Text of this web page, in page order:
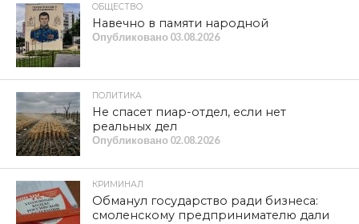
ОБЩЕСТВО
Навечно в памяти народной
Опубликовано 03.08.2026
ПОЛИТИКА
Не спасет пиар-отдел, если нет
реальных дел
Опубликовано 02.08.2026
КРИМИНАЛ
Обманул государство ради бизнеса:
смоленскому предпринимателю дали